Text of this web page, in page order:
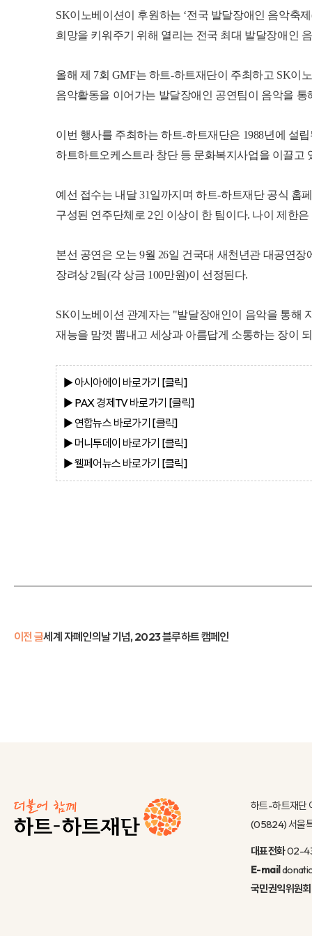
SK이노베이션이 후원하는 ‘전국 발달장애인 음악축
희망을 키워주기 위해 열리는 전국 최대 발달장애인
올해 제 7회 GMF는 하트-하트재단이 주최하고 SK이
음악활동을 이어가는 발달장애인 공연팀이 음악을
이번 행사를 주최하는 하트-하트재단은 1988년에 설
하트하트오케스트라 창단 등 문화복지사업을 이끌고
예선 접수는 내달 31일까지며 하트-하트재단 공식 홈
구성된 연주단체로 2인 이상이 한 팀이다. 나이 제한
본선 공연은 오는 9월 26일 건국대 새천년관 대공연장
장려상 2팀(각 상금 100만원)이 선정된다.
SK이노베이션 관계자는 "발달장애인이 음악을 통해
재능을 맘껏 뽐내고 세상과 아름답게 소통하는 장이
▶ 아시아에이 바로가기 [클릭]
▶ PAX 경제TV바로가기 [클릭]
▶ 연합뉴스 바로가기 [클릭]
▶ 머니투데이 바로가기 [클릭]
▶ 웰페어뉴스 바로가기 [클릭]
이전 글세계 자폐인의날 기념, 2023 블루하트 캠페인
하트-하트재단
(05824) 서울
대표전화02-
E-mail
국민권익위원회